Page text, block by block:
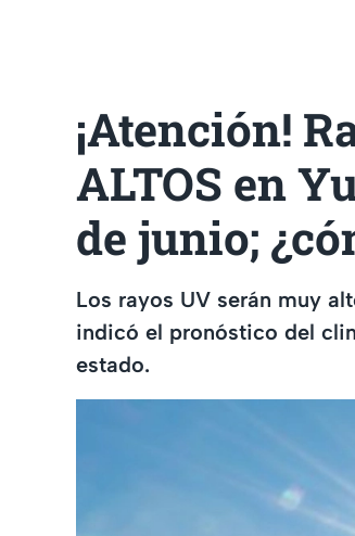
¡Atención!
ALTOS en
de junio;
Los rayos UV serán muy
indicó el pronóstico del
estado.